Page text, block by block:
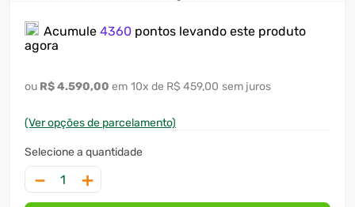
Acumule 4360 pontos levando este produto
agora
R$4.590,00 10x R$ 459,00 sem juros
(Ver opções de parcelamento)
＋
－
8 º
motosserra
10º climatizador